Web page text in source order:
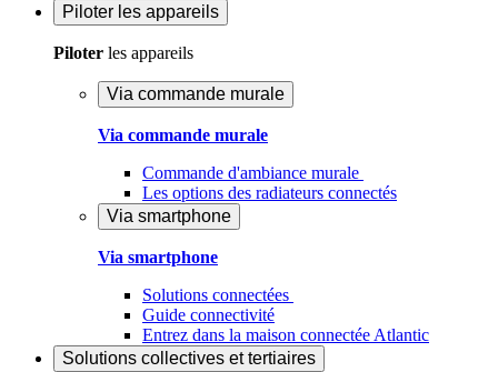
Piloter les appareils
Piloter les appareils
Via commande murale
Via commande murale
Commande d'ambiance murale
Les options des radiateurs connectés
Via smartphone
Via smartphone
Solutions connectées
Guide connectivité
Entrez dans la maison connectée Atlantic
Solutions collectives et tertiaires